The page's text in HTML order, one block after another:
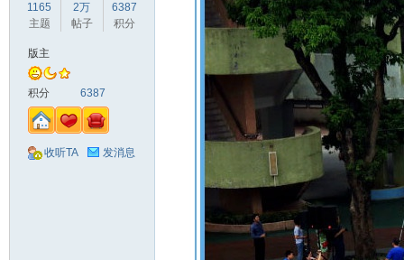
1165
主题
2万
帖子
6387
积分
版主
积分 6387
收听TA 发消息